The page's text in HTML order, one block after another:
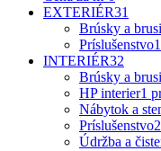
EXTERIÉR31
Brúsky a
Príslušenstvo
INTERIÉR32
Brúsky a
HP interier1
Nábytok a
Príslušenstvo
Údržba a